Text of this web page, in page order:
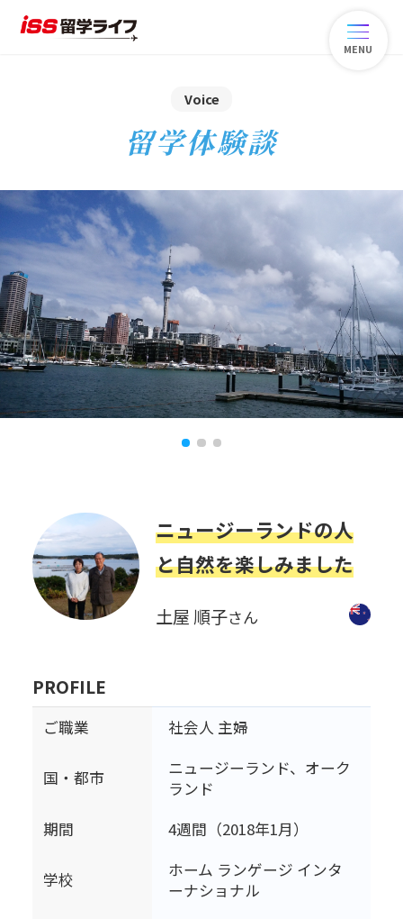
MENU
Voice
留学体験談
ニュージーランドの人
と自然を楽しみました
土屋 順子さん
PROFILE
ご職業 社会人 主婦
国・都市
ニュージーランド、オーク
ランド
期間
4週間（2018年1月）
学校
ホーム ランゲージ インタ
ーナショナル